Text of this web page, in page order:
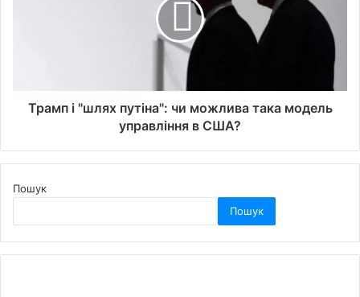
Трамп і "шлях путіна": чи можлива така модель
управління в США?
Пошук
Пошук